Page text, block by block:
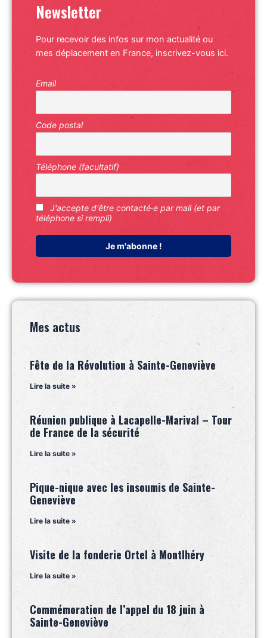
Newsletter
Pour recevoir des infos sur mon actualité ou
mes déplacement en France, inscrivez-vous ici.
Email
Code postal
Téléphone (facultatif)
J'accepte d'être contacté·e par mail (et par
téléphone si rempli)
Mes actus
Fête de la Révolution à Sainte-Geneviève
Lire la suite »
Réunion publique à Lacapelle-Marival – Tour
de France de la sécurité
Lire la suite »
Pique-nique avec les insoumis de Sainte-
Geneviève
Lire la suite »
Visite de la fonderie Ortel à Montlhéry
Lire la suite »
Commémoration de l’appel du 18 juin à
Sainte-Geneviève